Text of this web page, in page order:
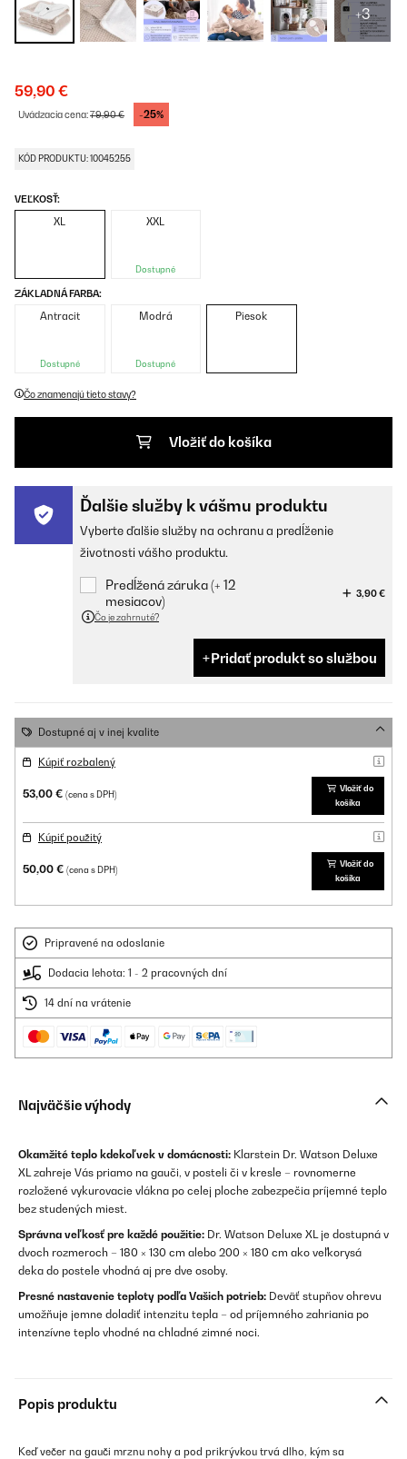
+3
59,90 €
Uvádzacia cena:79,90 € -25%
KÓD PRODUKTU: 10045255
VEĽKOSŤ:
XL XXL
Dostupné
ZÁKLADNÁ FARBA:
Antracit
Dostupné
Modrá
Dostupné
Piesok
Čo znamenajú tieto stavy?
Vložiť do košíka
Ďalšie služby k vášmu produktu
Vyberte ďalšie služby na ochranu a predĺženie
životnosti vášho produktu.
Predĺžená záruka (+ 12
mesiacov)
3,90 €
Čo je zahrnuté?
Pridať produkt so službou
Dostupné aj v inej kvalite
Kúpiť rozbalený
53,00 € (cena s DPH)
Vložiť do
košíka
Kúpiť použitý
50,00 € (cena s DPH)
Vložiť do
košíka
Pripravené na odoslanie
Dodacia lehota: 1 - 2 pracovných dní
14 dní na vrátenie
Najväčšie výhody
Okamžité teplo kdekoľvek v domácnosti: Klarstein Dr. Watson Deluxe
XL zahreje Vás priamo na gauči, v posteli či v kresle – rovnomerne
rozložené vykurovacie vlákna po celej ploche zabezpečia príjemné teplo
bez studených miest.
Správna veľkosť pre každé použitie: Dr. Watson Deluxe XL je dostupná v
dvoch rozmeroch – 180 × 130 cm alebo 200 × 180 cm ako veľkorysá
deka do postele vhodná aj pre dve osoby.
Presné nastavenie teploty podľa Vašich potrieb: Deväť stupňov ohrevu
umožňuje jemne doladiť intenzitu tepla – od príjemného zahriania po
intenzívne teplo vhodné na chladné zimné noci.
Popis produktu
Keď večer na gauči mrznu nohy a pod prikrývkou trvá dlho, kým sa